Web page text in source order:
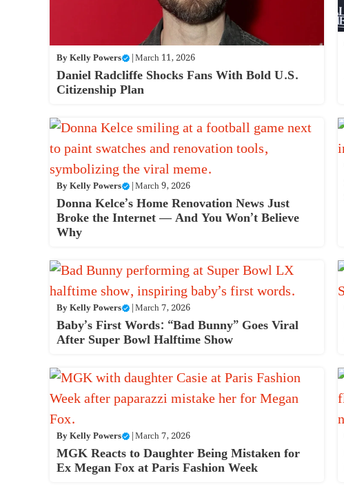
ByKelly Powers |March 11, 2026
Daniel Radcliffe Shocks Fans With Bold U.S.
Citizenship Plan
ByKelly Powers |March 9, 2026
Donna Kelce’s Home Renovation News Just
Broke the Internet — And You Won’t Believe
Why
ByKelly Powers |March 7, 2026
Baby’s First Words: “Bad Bunny” Goes Viral
After Super Bowl Halftime Show
ByKelly Powers |March 7, 2026
MGK Reacts to Daughter Being Mistaken for
Ex Megan Fox at Paris Fashion Week